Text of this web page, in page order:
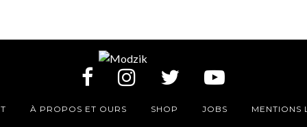
À PROPOS ET OURS SHOP JOBS MENTIONS